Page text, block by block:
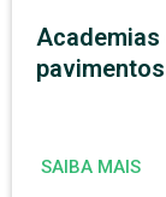
SAIBA MAIS